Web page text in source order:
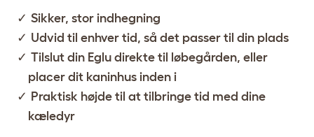
Sikker, stor indhegning
Udvid til enhver tid, så det passer til din plads
Tilslut din Eglu direkte til løbegården, eller
placer dit kaninhus inden i
Praktisk højde til at tilbringe tid med dine
kæledyr